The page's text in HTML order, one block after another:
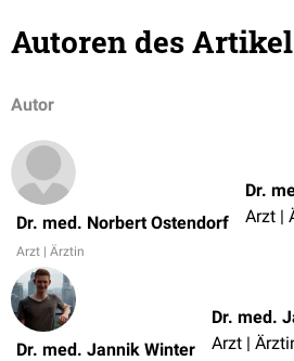
Autoren des
Autor
Dr. med. Norbert Ostendorf
Arzt | Ärztin
Arzt |
Dr. med. Jannik Winter
Arzt |